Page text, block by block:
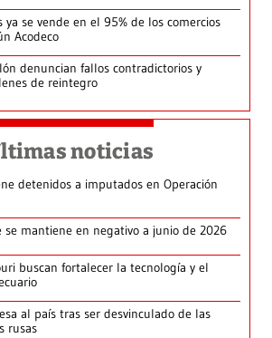
ya se vende en el 95% de los comercios
Acodeco
denuncian fallos contradictorios y
de reintegro
noticias
detenidos a imputados en Operación
se mantiene en negativo a junio de 2026
buscan fortalecer la tecnología y el
al país tras ser desvinculado de las
rusas